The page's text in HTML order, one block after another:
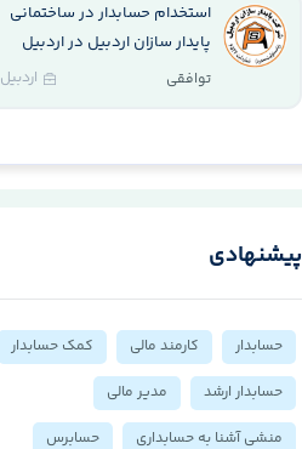
استخدام حسابدار در ساختمانی
پایدار سازان اردبیل در اردبیل
توافقی اردبیل
پیشنهادی
حسابدار کارمند مالی
کمک حسابدار
حسابدار ارشد
مدیر مالی
منشی آشنا به حسابداری
حسابرس